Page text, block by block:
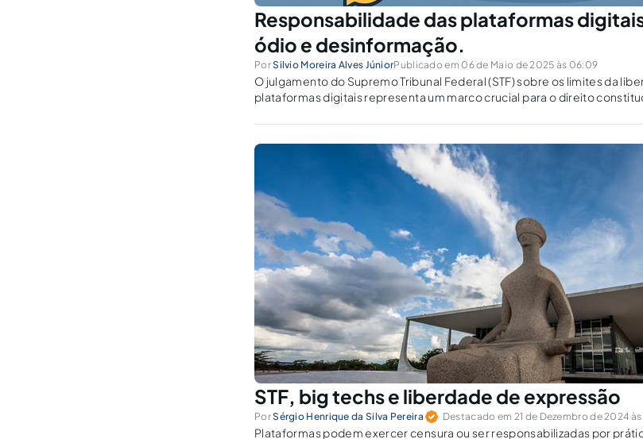
Responsabilidade das plataformas
ódio e desinformação.
PorSilvio Moreira Alves JúniorPublicado em 06 de Maio de 2025 às 06:09
O julgamento do Supremo Tribunal Federal (STF) sobre os limites da
plataformas digitais representa um marco crucial para o direito
STF, big techs e liberdade de expressão
PorSérgio Henrique da Silva Pereira Destacado em 21 de Dezembro de 2024 às
Plataformas podem exercer censura ou ser responsabilizadas por